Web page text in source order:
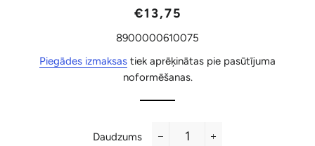
Parastā
Akcijas
€13,75
8900000610075
Piegādes izmaksas tiek aprēķinātas pie pasūtījuma
noformēšanas.
Daudzums